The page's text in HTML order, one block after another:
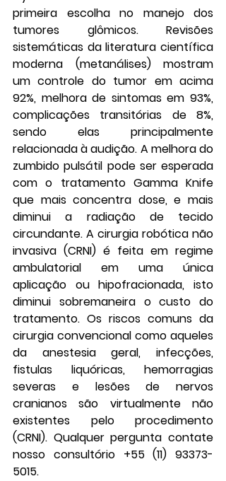
primeira escolha no manejo dos
tumores glômicos. Revisões
sistemáticas da literatura científica
moderna (metanálises) mostram
um controle do tumor em acima
92%, melhora de sintomas em 93%,
complicações transitórias de 8%,
sendo elas principalmente
relacionada à audição. A melhora do
zumbido pulsátil pode ser esperada
com o tratamento Gamma Knife
que mais concentra dose, e mais
diminui a radiação de tecido
circundante. A cirurgia robótica não
invasiva (CRNI) é feita em regime
ambulatorial em uma única
aplicação ou hipofracionada, isto
diminui sobremaneira o custo do
tratamento. Os riscos comuns da
cirurgia convencional como aqueles
da anestesia geral, infecções,
fistulas liquóricas, hemorragias
severas e lesões de nervos
cranianos são virtualmente não
existentes pelo procedimento
(CRNI). Qualquer pergunta contate
nosso consultório +55 (11) 93373-
5015.